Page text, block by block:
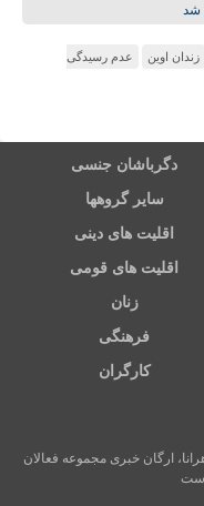
شد
زندان اوین
عدم رسیدگی
دگرباشان جنسی
سایر گروهها
اقلیت های دینی
اقلیت های قومی
زنان
فرهنگی
کارگران
هرانا، ارگان خبری مجموعه فعالان